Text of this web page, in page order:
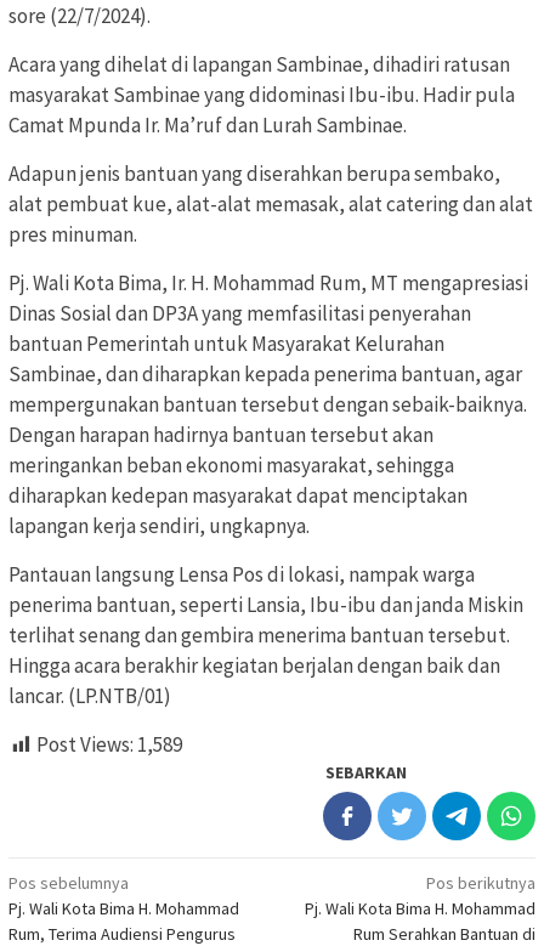
sore (22/7/2024).
Acara yang dihelat di lapangan Sambinae, dihadiri ratusan
masyarakat Sambinae yang didominasi Ibu-ibu. Hadir pula
Camat Mpunda Ir. Ma’ruf dan Lurah Sambinae.
Adapun jenis bantuan yang diserahkan berupa sembako,
alat pembuat kue, alat-alat memasak, alat catering dan alat
pres minuman.
Pj. Wali Kota Bima, Ir. H. Mohammad Rum, MT mengapresiasi
Dinas Sosial dan DP3A yang memfasilitasi penyerahan
bantuan Pemerintah untuk Masyarakat Kelurahan
Sambinae, dan diharapkan kepada penerima bantuan, agar
mempergunakan bantuan tersebut dengan sebaik-baiknya.
Dengan harapan hadirnya bantuan tersebut akan
meringankan beban ekonomi masyarakat, sehingga
diharapkan kedepan masyarakat dapat menciptakan
lapangan kerja sendiri, ungkapnya.
Pantauan langsung Lensa Pos di lokasi, nampak warga
penerima bantuan, seperti Lansia, Ibu-ibu dan janda Miskin
terlihat senang dan gembira menerima bantuan tersebut.
Hingga acara berakhir kegiatan berjalan dengan baik dan
lancar. (LP.NTB/01)
Post Views: 1,589
SEBARKAN
Navigasi
pos
Pos sebelumnya
Pj. Wali Kota Bima H. Mohammad
Rum, Terima Audiensi Pengurus
Pos berikutnya
Pj. Wali Kota Bima H. Mohammad
Rum Serahkan Bantuan di